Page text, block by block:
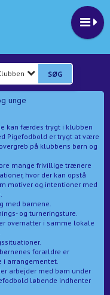
unge
kan færdes trygt i klubben
Pigefodbold er trygt at være
på klubbens børn og
mange frivillige trænere
hvor der kan opstå
motiver og intentioner med
med børnene.
og turneringsture.
overnatter i samme lokale
forældre er
i arrangementet.
arbejder med børn under
løbende indhenter